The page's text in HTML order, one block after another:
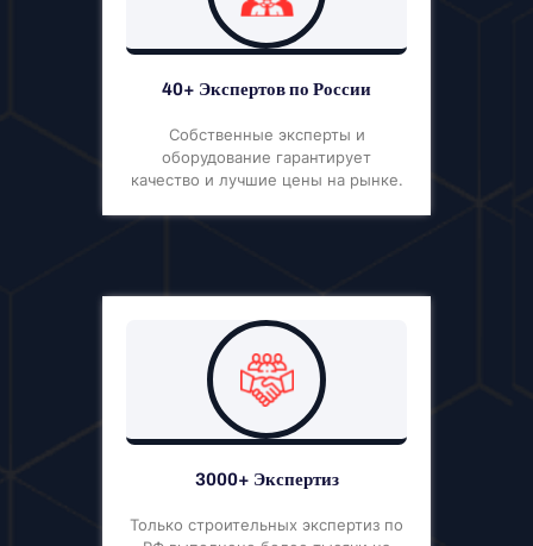
40+ Экспертов по России
Собственные эксперты и
оборудование гарантирует
качество и лучшие цены на рынке.
3000+ Экспертиз
Только строительных экспертиз по